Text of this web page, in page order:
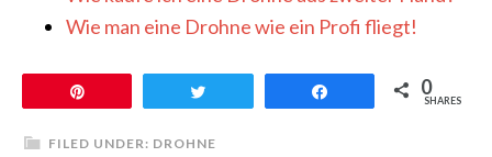
Wie man eine Drohne wie ein Profi fliegt!
0
SHARES
FILED UNDER: DROHNE